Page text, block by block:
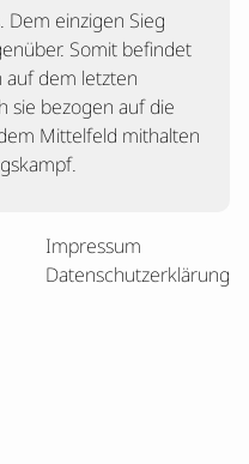
Dem einzigen Sieg
Somit befindet
dem letzten
sie bezogen auf die
Mittelfeld mithalten
Impressum
Datenschutzerklärung